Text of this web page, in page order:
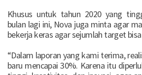
Khusus untuk tahun 2020 yang
bulan lagi ini, Nova juga minta agar
bekerja keras agar sejumlah target
“Dalam laporan yang kami terima,
baru mencapai 30%. Karena itu